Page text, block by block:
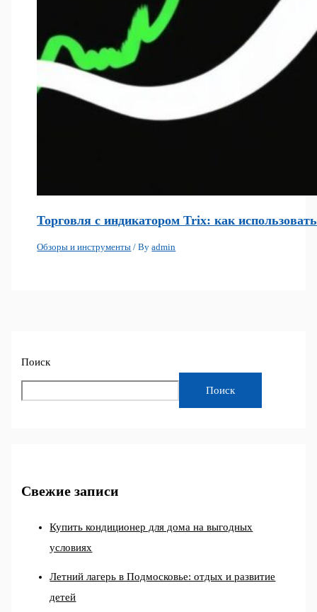
Торговля с индикатором Trix: как
Обзоры и инструменты / Byadmin
Поиск
Поиск
Свежие записи
Купить кондиционер для дома на выгодных
условиях
Летний лагерь в Подмосковье: отдых и развитие
детей